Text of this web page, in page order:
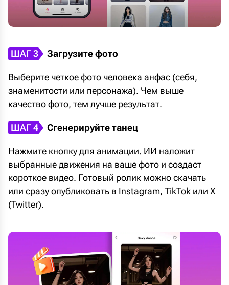
ШАГ 3 Загрузите фото
Выберите четкое фото человека анфас (себя,
знаменитости или персонажа). Чем выше
качество фото, тем лучше результат.
ШАГ 4 Сгенерируйте танец
Нажмите кнопку для анимации. ИИ наложит
выбранные движения на ваше фото и создаст
короткое видео. Готовый ролик можно скачать
или сразу опубликовать в Instagram, TikTok или X
(Twitter).